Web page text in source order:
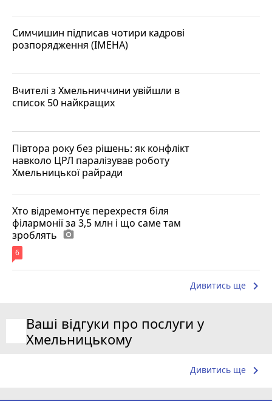
Симчишин підписав чотири кадрові
розпорядження (ІМЕНА)
Вчителі з Хмельниччини увійшли в
список 50 найкращих
Півтора року без рішень: як конфлікт
навколо ЦРЛ паралізував роботу
Хмельницької райради
Хто відремонтує перехрестя біля
філармонії за 3,5 млн і що саме там
зроблять photo_camera
6
Дивитись ще keyboard_arrow_right
Ваші відгуки про послуги у
Хмельницькому
Дивитись ще keyboard_arrow_right